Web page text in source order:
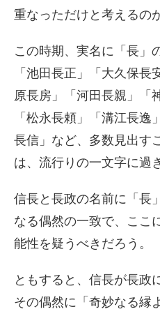
重なっただけと考えるの
この時期、実名に「長」
「池田長正」「大久保
原長房」「河田長親」「
「松永長頼」「溝江長
長信」など、多数見出す
は、流行りの一文字に過
信長と長政の名前に「長
なる偶然の一致で、ここ
能性を疑うべきだろう。
ともすると、信長が長政
その偶然に「奇妙なる縁